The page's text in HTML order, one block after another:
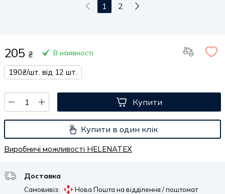
1 2
205 ₴ В наявності
190₴/шт. від 12 шт.
Купити
Купити в один клік
Виробничі можливості HELENATEX
Доставка
Самовивіз:
Нова Пошта на відділення / поштомат